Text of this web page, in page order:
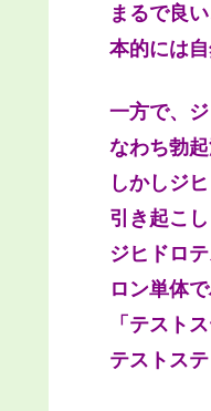
まるで良
本的には
一方で、
なわち勃
しかしジ
引き起こし
ジヒドロ
ロン単体
「テスト
テストス